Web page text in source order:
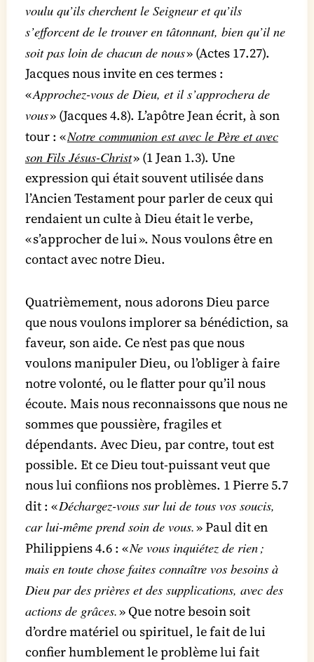
voulu qu’ils cherchent le Seigneur et qu’ils
s’efforcent de le trouver en tâtonnant, bien qu’il ne
soit pas loin de chacun de nous» (Actes 17.27).
Jacques nous invite en ces termes :
«Approchez-vous de Dieu, et il s’approchera de
vous» (Jacques 4.8). L’apôtre Jean écrit, à son
tour : «Notre communion est avec le Père et avec
son Fils Jésus-Christ» (1 Jean 1.3). Une
expression qui était souvent utilisée dans
l’Ancien Testament pour parler de ceux qui
rendaient un culte à Dieu était le verbe,
« s’approcher de lui ». Nous voulons être en
contact avec notre Dieu.
Quatrièmement, nous adorons Dieu parce
que nous voulons implorer sa bénédiction, sa
faveur, son aide. Ce n’est pas que nous
voulons manipuler Dieu, ou l’obliger à faire
notre volonté, ou le flatter pour qu’il nous
écoute. Mais nous reconnaissons que nous ne
sommes que poussière, fragiles et
dépendants. Avec Dieu, par contre, tout est
possible. Et ce Dieu tout-puissant veut que
nous lui confiions nos problèmes. 1 Pierre 5.7
dit : «Déchargez-vous sur lui de tous vos soucis,
car lui-même prend soin de vous.» Paul dit en
Philippiens 4.6 : «Ne vous inquiétez de rien ;
mais en toute chose faites connaître vos besoins à
Dieu par des prières et des supplications, avec des
actions de grâces.» Que notre besoin soit
d’ordre matériel ou spirituel, le fait de lui
confier humblement le problème lui fait